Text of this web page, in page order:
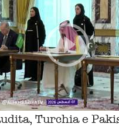
Turchia e